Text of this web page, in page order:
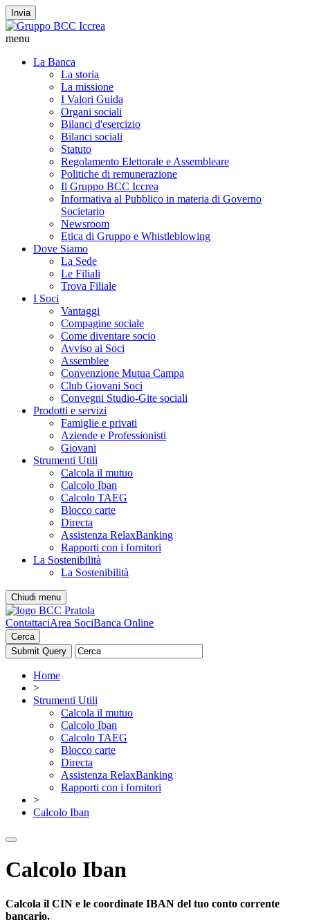
Invia
menu
La Banca
La storia
La missione
I Valori Guida
Organi sociali
Bilanci d'esercizio
Bilanci sociali
Statuto
Regolamento Elettorale e Assembleare
Politiche di remunerazione
Il Gruppo BCC Iccrea
Informativa al Pubblico in materia di Governo
Societario
Newsroom
Etica di Gruppo e Whistleblowing
Dove Siamo
La Sede
Le Filiali
Trova Filiale
I Soci
Vantaggi
Compagine sociale
Come diventare socio
Avviso ai Soci
Assemblee
Convenzione Mutua Campa
Club Giovani Soci
Convegni Studio-Gite sociali
Prodotti e servizi
Famiglie e privati
Aziende e Professionisti
Giovani
Strumenti Utili
Calcola il mutuo
Calcolo Iban
Calcolo TAEG
Blocco carte
Directa
Assistenza RelaxBanking
Rapporti con i fornitori
La Sostenibilità
La Sostenibilità
Chiudi menu
ContattaciArea SociBanca Online
Cerca
Home
>
Strumenti Utili
Calcola il mutuo
Calcolo Iban
Calcolo TAEG
Blocco carte
Directa
Assistenza RelaxBanking
Rapporti con i fornitori
>
Calcolo Iban
Calcolo Iban
Calcola il CIN e le coordinate IBAN del tuo conto corrente
bancario.